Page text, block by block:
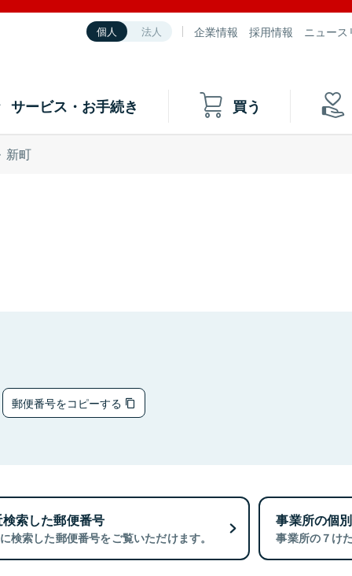
個人 法人 企業情報 採用情報 ニュース
サービス・お手続き 買う
新町
郵便番号をコピーする
索した郵便番号
検索した郵便番号をご覧いただけます。
事業所の個
事業所の７け